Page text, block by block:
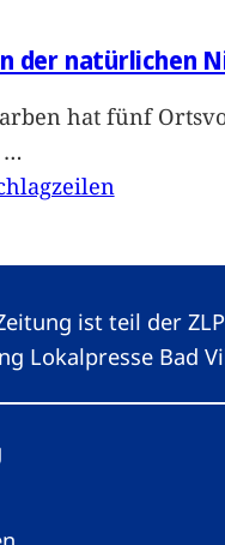
der natürlichen
hat fünf
…
ist teil der ZLP
Lokalpresse Bad